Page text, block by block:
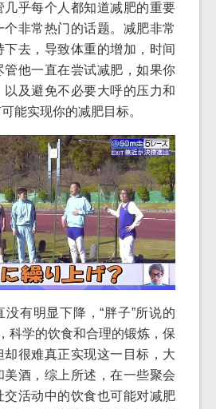
几乎每个人都知道减肥的重要
非常热门的话题。减肥非常
去，导致体重的增加，时间
管他一直在尝试减肥，如果你
及避免不必要大呼的压力和
能实现你的减肥目标。
有明显下降，“胖子”所说的
科学的饮食和合理的锻炼，保
很难真正实现这一目标，大
酒，综上所述，在一些聚会
交活动中的饮食也可能对减肥